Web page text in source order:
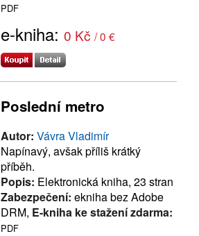
PDF
e-kniha: 0 Kč / 0 €
Poslední metro
Autor: Vávra Vladimír
Napínavý, avšak příliš krátký
příběh.
Popis: Elektronická kniha, 23 stran
Zabezpečení: ekniha bez Adobe
DRM, E-kniha ke stažení zdarma:
PDF